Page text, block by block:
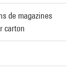
de magazines
carton